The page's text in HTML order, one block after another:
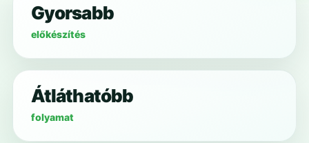
Gyorsabb
előkészítés
Átláthatóbb
folyamat